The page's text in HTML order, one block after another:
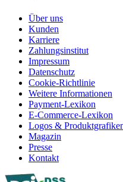
Über uns
Kunden
Karriere
Zahlungsinstitut
Impressum
Datenschutz
Cookie-Richtlinie
Weitere Informationen
Payment-Lexikon
E-Commerce-Lexikon
Logos &
Magazin
Presse
Kontakt